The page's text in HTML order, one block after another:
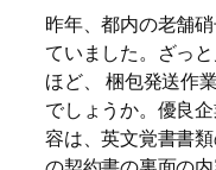
昨年、都内の老舗
ていました。ざっ
ほど、 梱包発送作
でしょうか。優良
容は、英文覚書書